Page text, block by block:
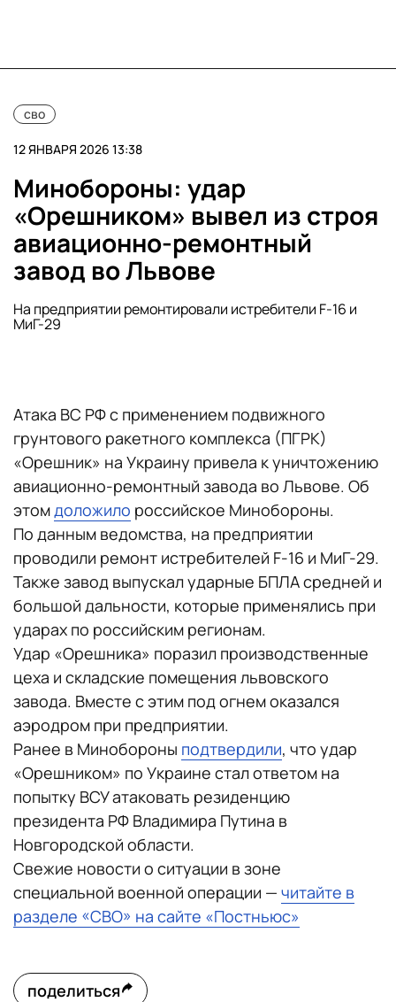
сво
12 ЯНВАРЯ 2026 13:38
Минобороны: удар
«Орешником» вывел из строя
авиационно-ремонтный
завод во Львове
На предприятии ремонтировали истребители F-16 и
МиГ-29
Атака ВС РФ с применением подвижного
грунтового ракетного комплекса (ПГРК)
«Орешник» на Украину привела к уничтожению
авиационно-ремонтный завода во Львове. Об
этомдоложило российское Минобороны.
По данным ведомства, на предприятии
проводили ремонт истребителей F-16 и МиГ-29.
Также завод выпускал ударные БПЛА средней и
большой дальности, которые применялись при
ударах по российским регионам.
Удар «Орешника» поразил производственные
цеха и складские помещения львовского
завода. Вместе с этим под огнем оказался
аэродром при предприятии.
Ранее в Минобороны подтвердили, что удар
«Орешником» по Украине стал ответом на
попытку ВСУ атаковать резиденцию
президента РФ Владимира Путина в
Новгородской области.
Свежие новости о ситуации в зоне
специальной военной операции — читайте в
разделе «СВО» на сайте «Постньюс»
поделиться